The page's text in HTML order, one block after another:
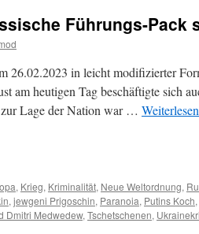
Führungs-Pack
26.02.2023 in leicht modifizierter
am heutigen Tag beschäftigte sich
Lage der Nation war … Weiterlesen
, Krieg, Kriminalität, Neue Weltordnung,
,jewgeni Prigoschin, Paranoia, Putins Koch,
Dmitri Medwedew,Tschetschenen,